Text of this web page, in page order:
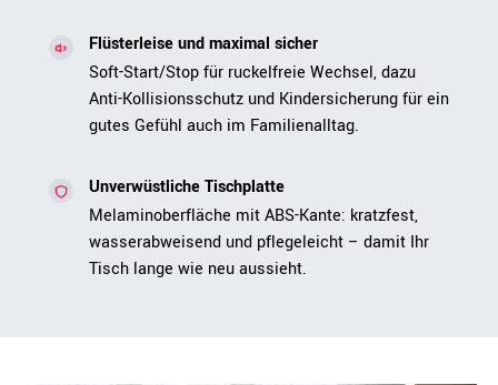
Flüsterleise und maximal sicher
Soft-Start/Stop für ruckelfreie Wechsel, dazu
Anti-Kollisionsschutz und Kindersicherung für ein
gutes Gefühl auch im Familienalltag.
Unverwüstliche Tischplatte
Melaminoberfläche mit ABS-Kante: kratzfest,
wasserabweisend und pflegeleicht – damit Ihr
Tisch lange wie neu aussieht.